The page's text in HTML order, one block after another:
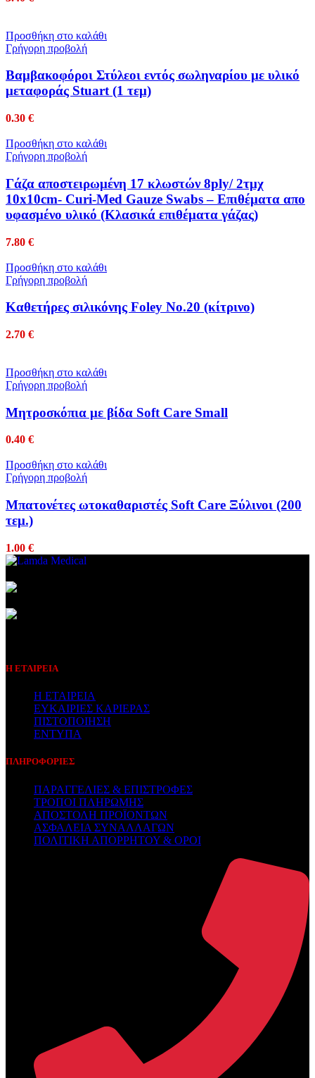
Προσθήκη στο καλάθι
Γρήγορη προβολή
Βαμβακοφόροι Στύλεοι εντός σωληναρίου με υλικό
μεταφοράς Stuart (1 τεμ)
0.30 €
Προσθήκη στο καλάθι
Γρήγορη προβολή
Γάζα αποστειρωμένη 17 κλωστών 8ply/ 2τμχ
10x10cm- Curi-Med Gauze Swabs – Επιθέματα απο
υφασμένο υλικό (Κλασικά επιθέματα γάζας)
7.80 €
Προσθήκη στο καλάθι
Γρήγορη προβολή
Καθετήρες σιλικόνης Foley No.20 (κίτρινο)
2.70 €
Προσθήκη στο καλάθι
Γρήγορη προβολή
Μητροσκόπια με βίδα Soft Care Small
0.40 €
Προσθήκη στο καλάθι
Γρήγορη προβολή
Μπατονέτες ωτοκαθαριστές Soft Care Ξύλινοι (200
τεμ.)
1.00 €
Η ΕΤΑΙΡΕΙΑ
Η ΕΤΑΙΡΕΙΑ
ΕΥΚΑΙΡΙΕΣ ΚΑΡΙΕΡΑΣ
ΠΙΣΤΟΠΟΙΗΣΗ
ΕΝΤΥΠΑ
ΠΛΗΡΟΦΟΡΙΕΣ
ΠΑΡΑΓΓΕΛΙΕΣ & ΕΠΙΣΤΡΟΦΕΣ
ΤΡΟΠΟΙ ΠΛΗΡΩΜΗΣ
ΑΠΟΣΤΟΛΗ ΠΡΟΪΟΝΤΩΝ
ΑΣΦΑΛΕΙΑ ΣΥΝΑΛΛΑΓΩΝ
ΠΟΛΙΤΙΚΗ ΑΠΟΡΡΗΤΟΥ & ΟΡΟΙ